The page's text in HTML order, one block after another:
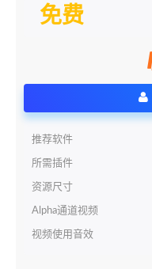
免费
推荐软件
所需插件
资源尺寸
Alpha通道视频
视频使用音效